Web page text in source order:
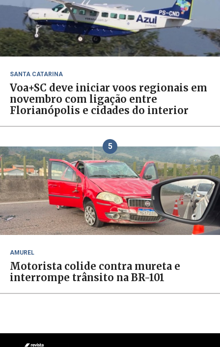
SANTA CATARINA
Voa+SC deve iniciar voos regionais em
novembro com ligação entre
Florianópolis e cidades do interior
5
AMUREL
Motorista colide contra mureta e
interrompe trânsito na BR-101